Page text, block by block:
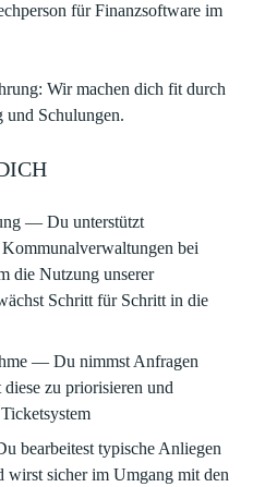
für Finanzsoftware im
Wir machen dich fit durch
und Schulungen.
— Du unterstützt
bei
die Nutzung unserer
Schritt für Schritt in die
— Du nimmst Anfragen
zu priorisieren und
bearbeitest typische Anliegen
wirst sicher im Umgang mit den